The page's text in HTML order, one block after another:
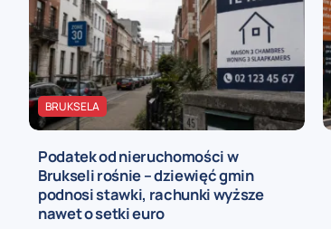
BRUKSELA
Podatek od nieruchomości w
Brukseli rośnie – dziewięć gmin
podnosi stawki, rachunki wyższe
nawet o setki euro